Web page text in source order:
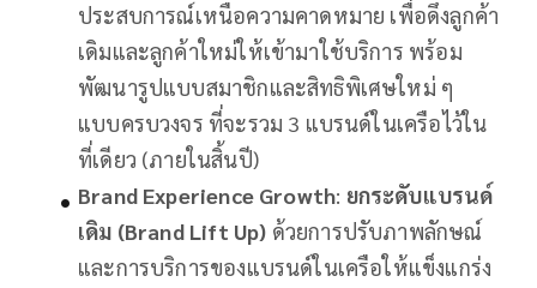
ประสบการณ์เหนือความคาดหมาย เพื่อดึงลูกค้า
เดิมและลูกค้าใหม่ให้เข้ามาใช้บริการ พร้อม
พัฒนารูปแบบสมาชิกและสิทธิพิเศษใหม่ ๆ
แบบครบวงจร ที่จะรวม 3 แบรนด์ในเครือไว้ใน
ที่เดียว (ภายในสิ้นปี)
Brand Experience Growth: ยกระดับแบรนด์
เดิม (Brand Lift Up) ด้วยการปรับภาพลักษณ์
และการบริการของแบรนด์ในเครือให้แข็งแกร่ง